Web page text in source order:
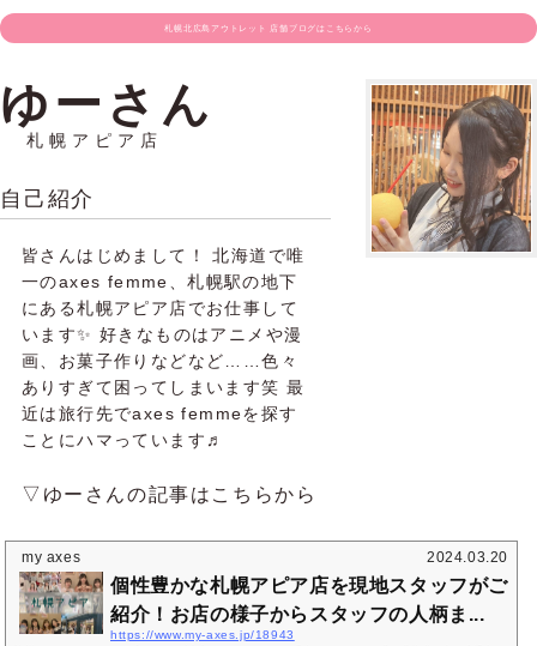
札幌北広島アウトレット 店舗ブログはこちらから
ゆーさん
札幌アピア店
自己紹介
皆さんはじめまして！ 北海道で唯
一のaxes femme、札幌駅の地下
にある札幌アピア店でお仕事して
います✨ 好きなものはアニメや漫
画、お菓子作りなどなど……色々
ありすぎて困ってしまいます笑 最
近は旅行先でaxes femmeを探す
ことにハマっています♬
▽ゆーさんの記事はこちらから
my axes 2024.03.20
個性豊かな札幌アピア店を現地スタッフがご
紹介！お店の様子からスタッフの人柄ま...
https://www.my-axes.jp/18943